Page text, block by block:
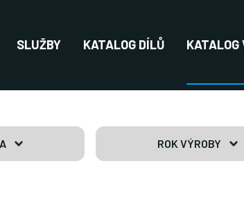
SLUŽBY KATALOG DÍLŮ KATALOG
ROK VÝROBY